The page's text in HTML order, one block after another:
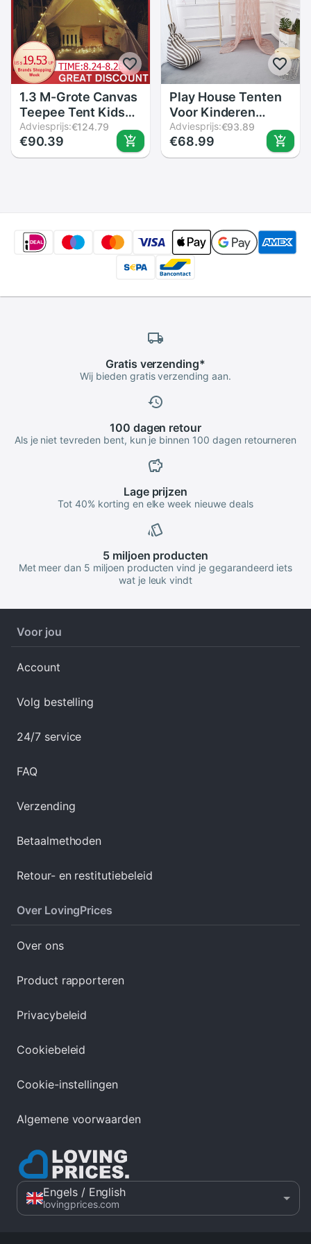
1.3 M-Grote Canvas
Teepee Tent Kids
Teepee Tipi Met
Grey Pom Poms
Indian Spelen Tent
Adviesprijs:€124.79
€90.39
Play House Tenten
Voor Kinderen
Hemelbed Baby
Zomer Kant Tent
Kinderen Room
Adviesprijs:€93.89
€68.99
Gratis verzending*
Wij bieden gratis verzending aan.
100 dagen retour
Als je niet tevreden bent, kun je binnen 100 dagen retourneren
Lageprijzen
Tot 40% korting en elke week nieuwe deals
5 miljoen producten
Met meer dan 5 miljoen producten vind je gegarandeerd iets
wat je leuk vindt
Voor jou
Account
Volg bestelling
24/7 service
FAQ
Verzending
Betaalmethoden
Retour- en restitutiebeleid
Over LovingPrices
Over ons
Product rapporteren
Privacybeleid
Cookiebeleid
Cookie-instellingen
Algemene voorwaarden
Engels/ English
lovingprices.com